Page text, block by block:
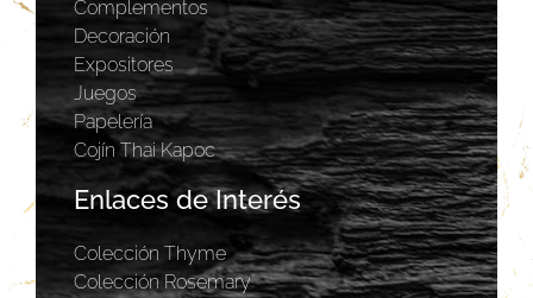
Complementos
Decoración
Expositores
Juegos
Papelería
Cojín Thai Kapoc
Enlaces de Interés
Colección Thyme
Colección Rosemary